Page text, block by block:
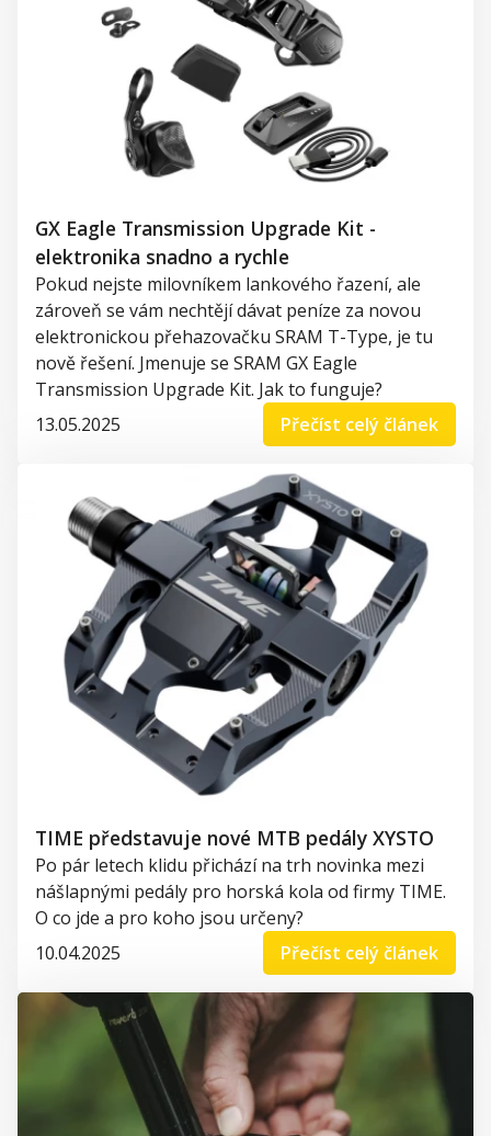
GX Eagle Transmission Upgrade Kit -
elektronika snadno a rychle
Pokud nejste milovníkem lankového řazení, ale
zároveň se vám nechtějí dávat peníze za novou
elektronickou přehazovačku SRAM T-Type, je tu
nově řešení. Jmenuje se SRAM GX Eagle
Transmission Upgrade Kit. Jak to funguje?
13.05.2025
Přečíst celý článek
TIME představuje nové MTB pedály XYSTO
Po pár letech klidu přichází na trh novinka mezi
nášlapnými pedály pro horská kola od firmy TIME.
O co jde a pro koho jsou určeny?
10.04.2025
Přečíst celý článek